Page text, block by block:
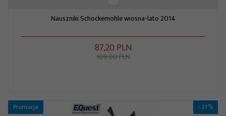
Nauszniki Schockemohle wiosna-lato 2014
87,20 PLN
109,00 PLN
Promocja - 27%